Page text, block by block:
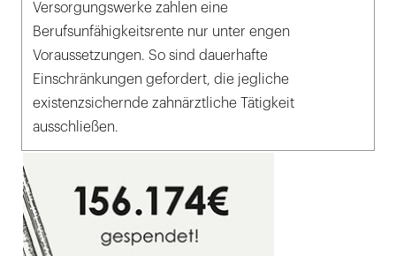
Versorgungswerke zahlen eine
Berufsunfähigkeitsrente nur unter engen
Voraussetzungen. So sind dauerhafte
Einschränkungen gefordert, die jegliche
existenzsichernde zahnärztliche Tätigkeit
ausschließen.